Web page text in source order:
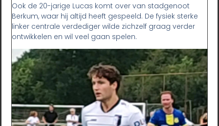
Ook de 20-jarige Lucas komt over van stadgenoot
Berkum, waar hij altijd heeft gespeeld. De fysiek sterke
linker centrale verdediger wilde zichzelf graag verder
ontwikkelen en wil veel gaan spelen.